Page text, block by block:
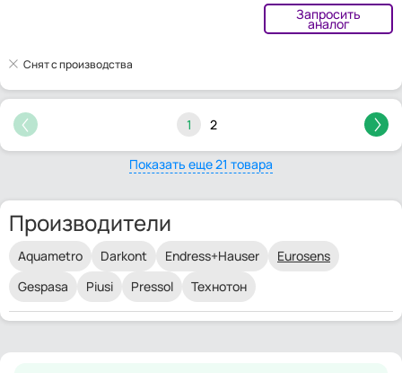
Запросить
аналог
Снят с производства
1 2
Показать еще 21 товара
Производители
Aquametro Darkont Endress+Hauser
Eurosens
Gespasa
Piusi Pressol Технотон